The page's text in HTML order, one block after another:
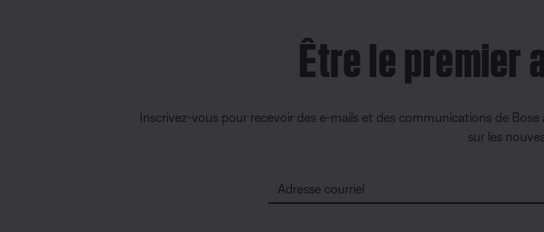
Être le premier
Inscrivez-vous pour recevoir des e-mails et des communications de
sur les
Adresse courriel